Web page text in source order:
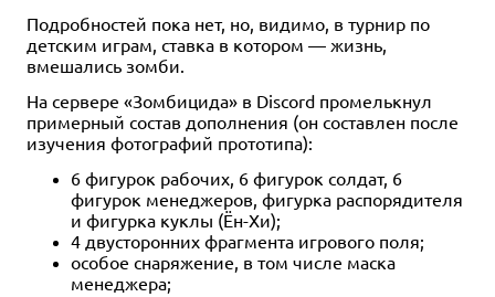
Подробностей пока нет, но, видимо, в турнир по
детским играм, ставка в котором — жизнь,
вмешались зомби.
На сервере «Зомбицида» в Discord промелькнул
примерный состав дополнения (он составлен после
изучения фотографий прототипа):
6 фигурок рабочих, 6 фигурок солдат, 6
фигурок менеджеров, фигурка распорядителя
и фигурка куклы (Ён-Хи);
4 двусторонних фрагмента игрового поля;
особое снаряжение, в том числе маска
менеджера;